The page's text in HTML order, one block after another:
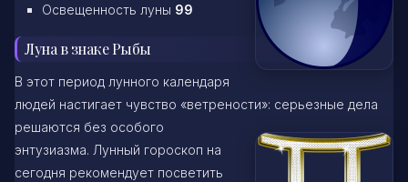
Освещенность луны 99
Луна в знаке Рыбы
В этот период лунного календаря
людей настигает чувство «ветрености»: серьезные дела
решаются без особого
энтузиазма. Лунный гороскоп на
сегодня рекомендует посветить